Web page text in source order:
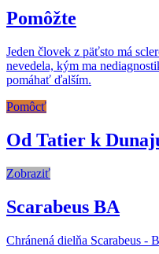
Pomôžte
Jeden človek z päťsto má
nevedela, kým ma
pomáhať ďalším.
Pomôcť
Od Tatier k
Zobraziť
Scarabeus BA
Chránená dielňa Scarabeus -